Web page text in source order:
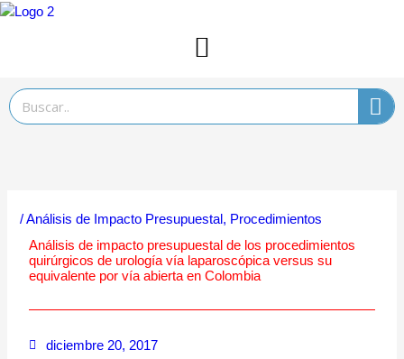
Ir
Search
/Análisis de Impacto Presupuestal , Procedimientos
Análisis de impacto presupuestal de los procedimientos
quirúrgicos de urología vía laparoscópica versus su
equivalente por vía abierta en Colombia
diciembre 20, 2017